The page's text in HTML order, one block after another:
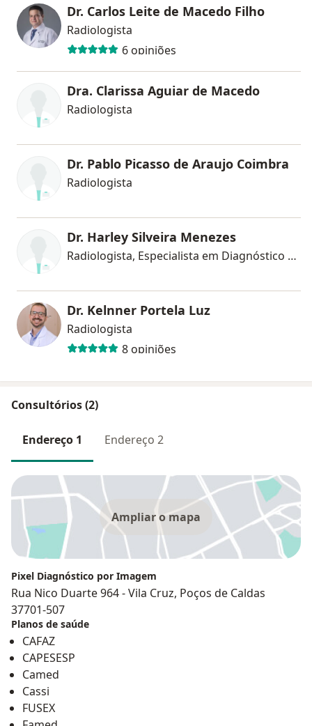
Dr. Carlos Leite de Macedo Filho
Radiologista
6 opiniões
Dra. Clarissa Aguiar de Macedo
Radiologista
Dr. Pablo Picasso de Araujo Coimbra
Radiologista
Dr. Harley Silveira Menezes
Radiologista, Especialista em Diagnóstico por imagem
Dr. Kelnner Portela Luz
Radiologista
8 opiniões
Consultórios (2)
Endereço 1 Endereço 2
Ampliar o mapa
Pixel Diagnóstico por Imagem
Rua Nico Duarte 964 - Vila Cruz, Poços de Caldas
37701-507
Planos de saúde
CAFAZ
CAPESESP
Camed
Cassi
FUSEX